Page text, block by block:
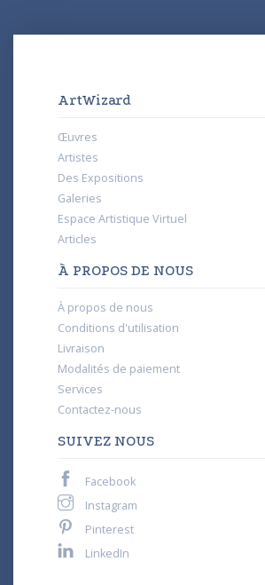
ArtWizard
Œuvres
Artistes
Des Expositions
Galeries
Espace Artistique Virtuel
Articles
À PROPOS DE NOUS
À propos de nous
Conditions d'utilisation
Livraison
Modalités de paiement
Services
Contactez-nous
SUIVEZ NOUS
Facebook
Instagram
Pinterest
LinkedIn